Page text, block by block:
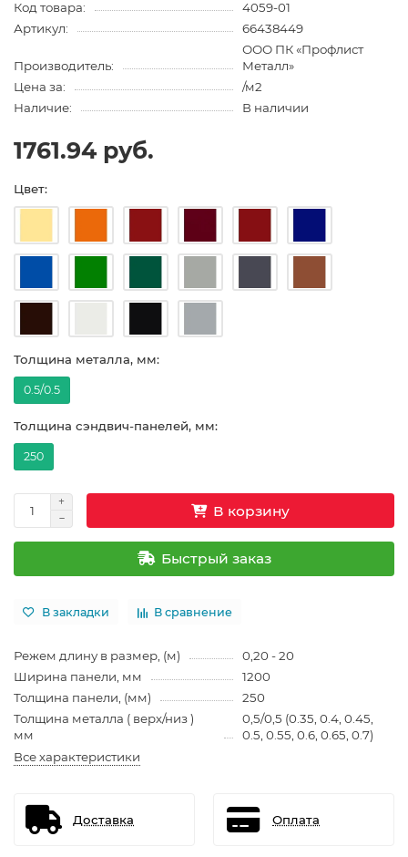
Код товара:
4059-01
Артикул:
66438449
Производитель:
ООО ПК «Профлист
Металл»
Цена за:
/м2
Наличие:
В наличии
1761.94 руб.
Цвет:
Толщина металла, мм:
0.5/0.5
Толщина сэндвич-панелей, мм:
250
В корзину
Быстрый заказ
В закладки В сравнение
Режем длину в размер, (м)
0,20 - 20
Ширина панели, мм
1200
Толщина панели, (мм)
250
Толщина металла ( верх/низ )
мм
0,5/0,5 (0.35, 0.4, 0.45,
0.5, 0.55, 0.6, 0.65, 0.7)
Все характеристики
Доставка Оплата